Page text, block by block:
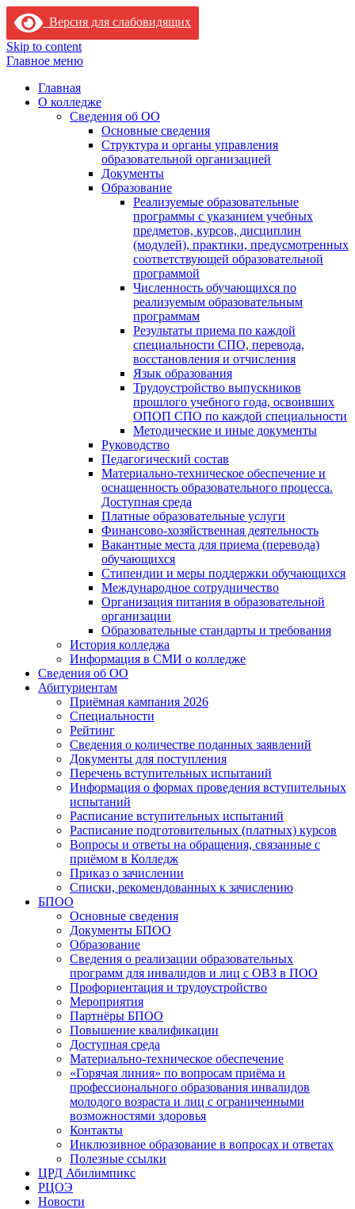
Версия для слабовидящих
Skip to content
Главное меню
Главная
О колледже
Сведения об ОО
Основные сведения
Структура и органы управления
образовательной организацией
Документы
Образование
Реализуемые образовательные
программы с указанием учебных
предметов, курсов, дисциплин
(модулей), практики, предусмотренных
соответствующей образовательной
программой
Численность обучающихся по
реализуемым образовательным
программам
Результаты приема по каждой
специальности СПО, перевода,
восстановления и отчисления
Язык образования
Трудоустройство выпускников
прошлого учебного года, освоивших
ОПОП СПО по каждой специальности
Методические и иные документы
Руководство
Педагогический состав
Материально-техническое обеспечение и
оснащенность образовательного процесса.
Доступная среда
Платные образовательные услуги
Финансово-хозяйственная деятельность
Вакантные места для приема (перевода)
обучающихся
Стипендии и меры поддержки обучающихся
Международное сотрудничество
Организация питания в образовательной
организации
Образовательные стандарты и требования
История колледжа
Информация в СМИ о колледже
Сведения об ОО
Абитуриентам
Приёмная кампания 2026
Специальности
Рейтинг
Сведения о количестве поданных заявлений
Документы для поступления
Перечень вступительных испытаний
Информация о формах проведения вступительных
испытаний
Расписание вступительных испытаний
Расписание подготовительных (платных) курсов
Вопросы и ответы на обращения, связанные с
приёмом в Колледж
Приказ о зачислении
Списки, рекомендованных к зачислению
БПОО
Основные сведения
Документы БПОО
Образование
Сведения о реализации образовательных
программ для инвалидов и лиц с ОВЗ в ПОО
Профориентация и трудоустройство
Мероприятия
Партнёры БПОО
Повышение квалификации
Доступная среда
Материально-техническое обеспечение
«Горячая линия» по вопросам приёма и
профессионального образования инвалидов
молодого возраста и лиц с ограниченными
возможностями здоровья
Контакты
Инклюзивное образование в вопросах и ответах
Полезные ссылки
ЦРД Абилимпикс
РЦОЭ
Новости